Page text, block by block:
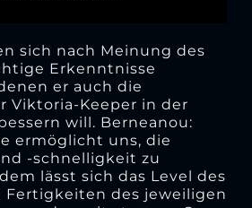
sich nach Meinung des
Erkenntnisse
er auch die
Viktoria-Keeper in der
will. Berneanou:
ermöglicht uns, die
-schnelligkeit zu
lässt sich das Level des
Fertigkeiten des jeweiligen